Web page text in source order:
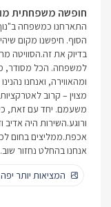
חופשה משפחתית
התארחנו כמשפחה
הסוף. חיפשנו מקום
בדיוק את זה.הסוויטה
למשפחה. הכל מסודר,
ומהאווירה, ואנחנו
מצוין – קרוב
משעמם. יחד עם זאת,
ורוגע.השירות היה
אכפת.ממליצים בחום
אנחנו בהחלט נחזור שוב.
המציאות יותר